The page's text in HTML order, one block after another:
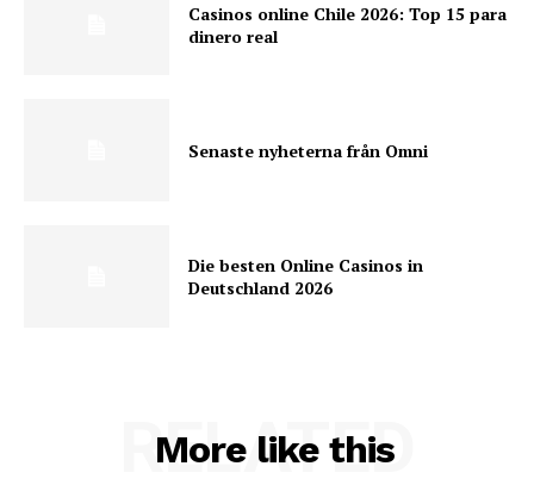
Casinos online Chile 2026: Top 15 para
dinero real
Senaste nyheterna från Omni
Die besten Online Casinos in
Deutschland 2026
More like this
RELATED